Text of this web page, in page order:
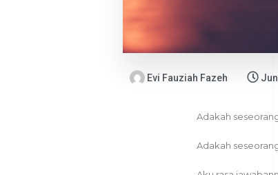
Evi Fauziah Fazeh
Adakah
Adakah